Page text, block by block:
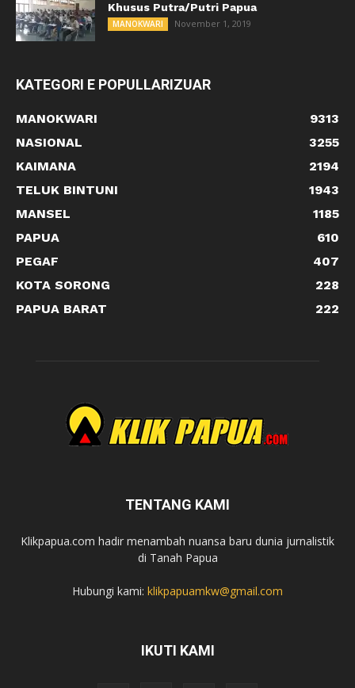
Khusus Putra/Putri Papua
MANOKWARI November 1, 2019
KATEGORI E POPULLARIZUAR
MANOKWARI
9313
NASIONAL
3255
KAIMANA
2194
TELUK BINTUNI
1943
MANSEL
1185
PAPUA
610
PEGAF
407
KOTA SORONG
228
PAPUA BARAT
222
TENTANG KAMI
Klikpapua.com hadir menambah nuansa baru dunia jurnalistik
di Tanah Papua
Hubungi kami: klikpapuamkw@gmail.com
IKUTI KAMI